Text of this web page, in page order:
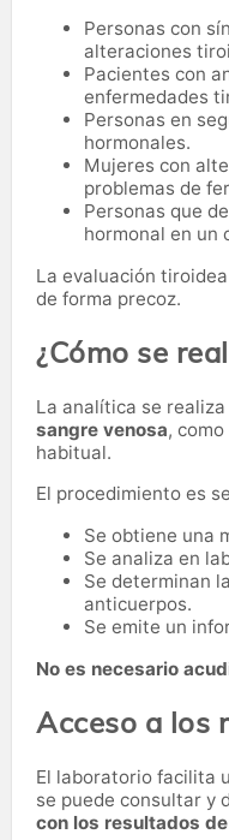
Personas con
alteraciones
Pacientes con
enfermedades
Personas en
hormonales.
Mujeres con
problemas de
Personas que
hormonal en un
La evaluación
de forma precoz.
¿Cómo se
La analítica se
sangre venosa,
habitual.
El procedimiento es
Se obtiene una
Se analiza en
Se determinan
anticuerpos.
Se emite un
No es necesario
Acceso a los
El laboratorio facilita
se puede consultar y
con los resultados